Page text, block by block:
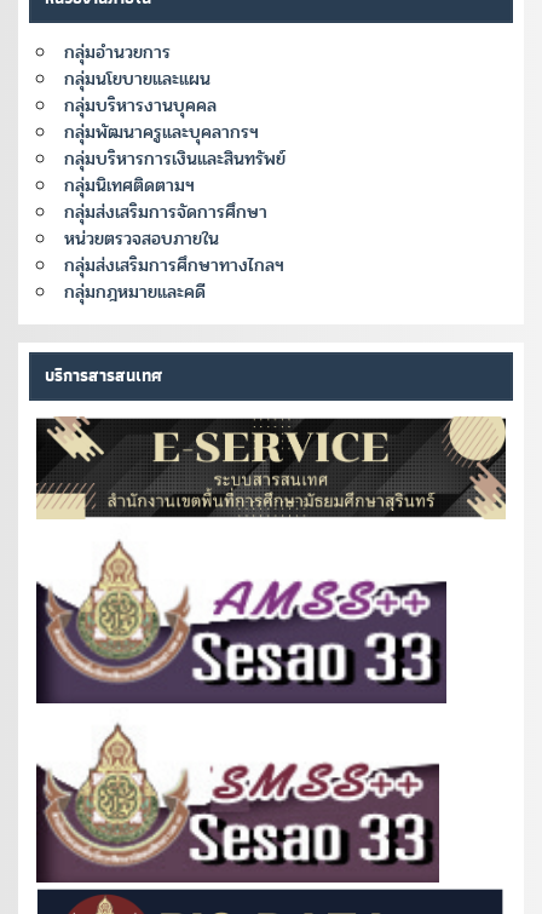
กลุ่มอำนวยการ
กลุ่มนโยบายและแผน
กลุ่มบริหารงานบุคคล
กลุ่มพัฒนาครูและบุคลากรฯ
กลุ่มบริหารการเงินและสินทรัพย์
กลุ่มนิเทศติดตามฯ
กลุ่มส่งเสริมการจัดการศึกษา
หน่วยตรวจสอบภายใน
กลุ่มส่งเสริมการศึกษาทางไกลฯ
กลุ่มกฎหมายและคดี
บริการสารสนเทศ